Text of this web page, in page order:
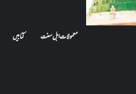
معمولات اہل سنت کتابیں